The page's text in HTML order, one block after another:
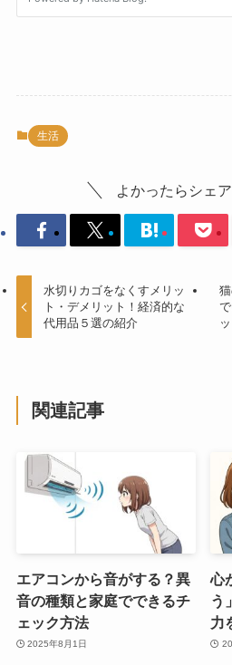
生活
よかったらシェ
水切りカゴをなくすメリッ
ト・デメリット！経済的な
代用品５選の紹介
関連記事
エアコンから音がする？異
音の種類と家庭でできるチ
ェック方法
2025年8月1日
心
う
力